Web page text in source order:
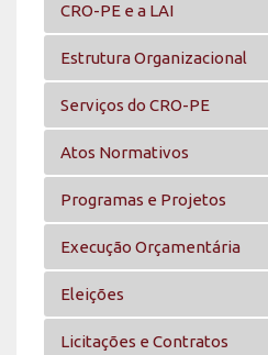
CRO-PE e a LAI
Estrutura Organizacional
Serviços do CRO-PE
Atos Normativos
Programas e Projetos
Execução Orçamentária
Eleições
Licitações e Contratos